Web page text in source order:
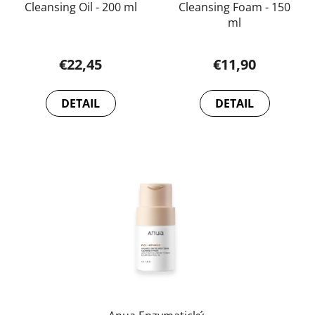
Cleansing Oil - 200 ml
€22,45
DETAIL
Cleansing Foam - 150
ml
€11,90
DETAIL